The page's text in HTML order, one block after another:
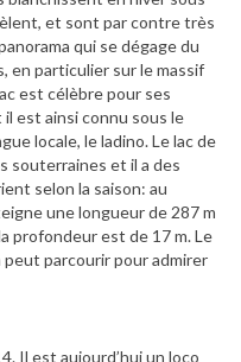
et sont par contre très
qui se dégage du
en particulier sur le massif
est célèbre pour ses
est ainsi connu sous le
locale, le ladino. Le lac de
souterraines et il a des
selon la saison: au
une longueur de 287 m
profondeur est de 17 m. Le
peut parcourir pour admirer
Il est aujourd’hui un loco